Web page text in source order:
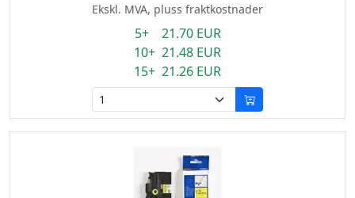
Ekskl. MVA, pluss fraktkostnader
5+ 21.70 EUR
10+ 21.48 EUR
15+ 21.26 EUR